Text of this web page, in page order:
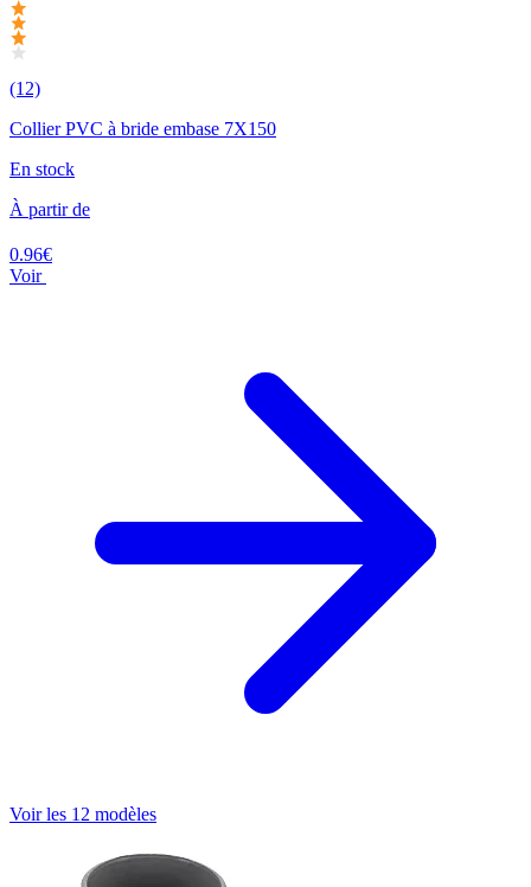
(12)
Collier PVC à bride embase 7X150
En stock
À partir de
0.96€
Voir
Voir les 12 modèles